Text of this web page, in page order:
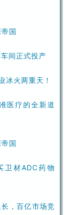
国
间正式投产
冰火两重天！
医疗的全新道
国
卫材ADC药物
，百亿市场竞